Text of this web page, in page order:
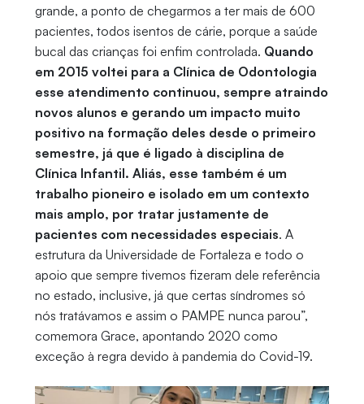
grande, a ponto de chegarmos a ter mais de 600
pacientes, todos isentos de cárie, porque a saúde
bucal das crianças foi enfim controlada. Quando
em 2015 voltei para a Clínica de Odontologia
esse atendimento continuou, sempre atraindo
novos alunos e gerando um impacto muito
positivo na formação deles desde o primeiro
semestre, já que é ligado à disciplina de
Clínica Infantil. Aliás, esse também é um
trabalho pioneiro e isolado em um contexto
mais amplo, por tratar justamente de
pacientes com necessidades especiais. A
estrutura da Universidade de Fortaleza e todo o
apoio que sempre tivemos fizeram dele referência
no estado, inclusive, já que certas síndromes só
nós tratávamos e assim o PAMPE nunca parou”,
comemora Grace, apontando 2020 como
exceção à regra devido à pandemia do Covid-19.